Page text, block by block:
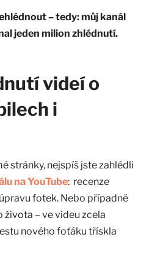
– tedy: můj kanál
jeden milion zhlédnutí.
videí o
i
stránky, nejspíš jste zahlédli
na YouTube: recenze
fotek. Nebo případně
života – ve videu zcela
nového foťáku třískla